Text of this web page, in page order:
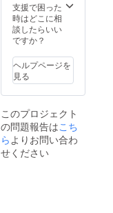
支援で困った
時はどこに相
談したらいい
ですか？
ヘルプページを
見る
このプロジェクト
の問題報告はこち
らよりお問い合わ
せください